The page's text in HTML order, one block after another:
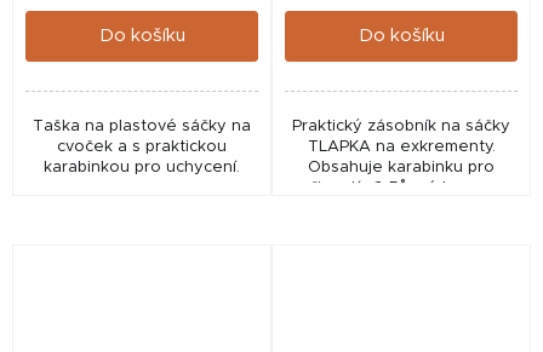
cena:
Do košíku
Taška na plastové sáčky na
cvoček a s praktickou
karabinkou pro uchycení.
cena:
Do košíku
Praktický zásobník na sáčky
TLAPKA na exkrementy.
Obsahuje karabinku pro